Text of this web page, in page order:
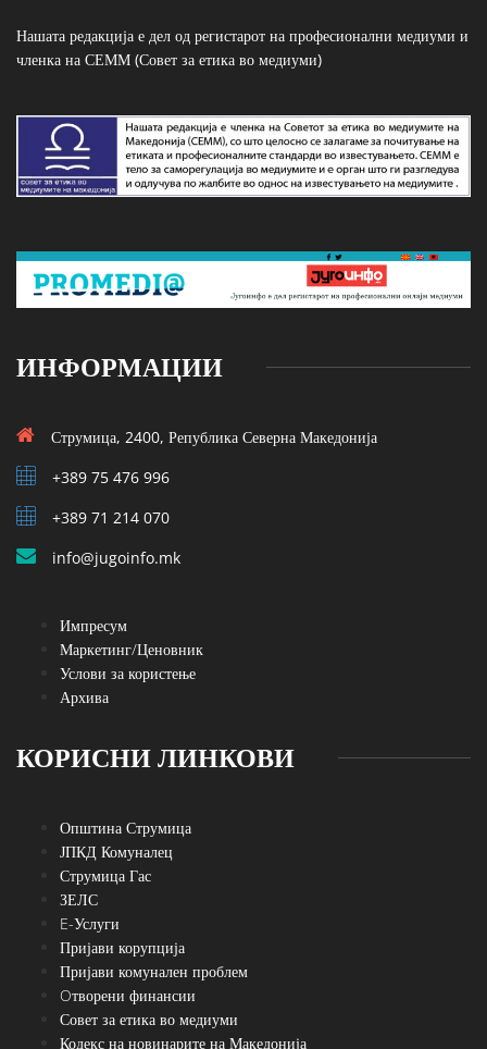
Нашата редакција е дел од регистарот на професионални медиуми и
членка на СЕММ (Совет за етика во медиуми)
ИНФОРМАЦИИ
Струмица, 2400, Република Северна Македонија
+389 75 476 996
+389 71 214 070
info@jugoinfo.mk
Импресум
Маркетинг/Ценовник
Услови за користење
Архива
КОРИСНИ ЛИНКОВИ
Општина Струмица
ЈПКД Комуналец
Струмица Гас
ЗЕЛС
E-Услуги
Пријави корупција
Пријави комунален проблем
Oтворени финансии
Совет за етика во медиуми
Кодекс на новинарите на Македонија